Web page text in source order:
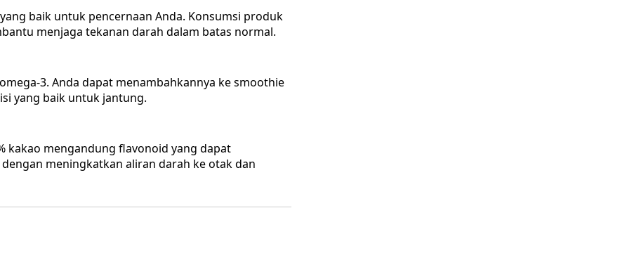
baik untuk pencernaan Anda. Konsumsi produk
menjaga tekanan darah dalam batas normal.
3. Anda dapat menambahkannya ke smoothie
yang baik untuk jantung.
kakao mengandung flavonoid yang dapat
meningkatkan aliran darah ke otak dan